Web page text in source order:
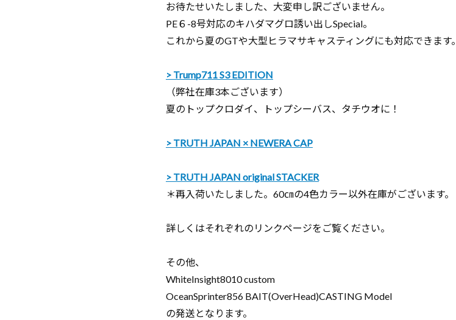
お待たせいたしました、大変申し訳ございません。
PE６-8号対応のキハダマグロ誘い出しSpecial。
これから夏のGTや大型ヒラマサキャスティングにも対応できます。
Trump711 S3 EDITION
（弊社在庫3本ございます）
夏のトップクロダイ、トップシーバス、タチウオに！
TRUTH JAPAN × NEWERA CAP
TRUTH JAPAN original STACKER
＊再入荷いたしました。60㎝の4色カラー以外在庫がございます。
詳しくはそれぞれのリンクページをご覧ください。
その他、
WhiteInsight8010 custom
OceanSprinter856 BAIT(OverHead)CASTING Model
の発送となります。